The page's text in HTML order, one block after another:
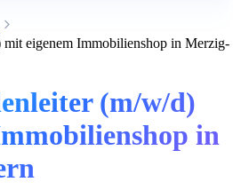
mit eigenem Immobilienshop in Merzig-
(m/w/d)
in